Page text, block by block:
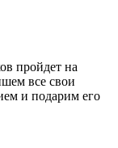
пройдет на
все свои
и подарим его